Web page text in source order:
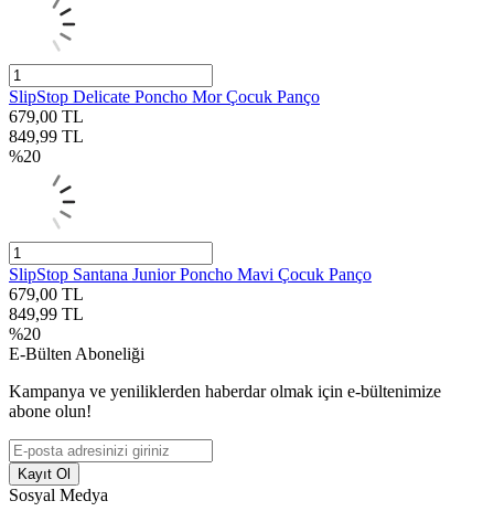
SlipStop Delicate Poncho Mor Çocuk Panço
679,00 TL
849,99 TL
%20
SlipStop Santana Junior Poncho Mavi Çocuk Panço
679,00 TL
849,99 TL
%20
E-Bülten Aboneliği
Kampanya ve yeniliklerden haberdar olmak için e-bültenimize
abone olun!
Kayıt Ol
Sosyal Medya